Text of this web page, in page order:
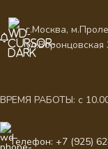
г.Москва,
ВРЕМЯ РАБОТЫ: с
Телефон: +7 (925)